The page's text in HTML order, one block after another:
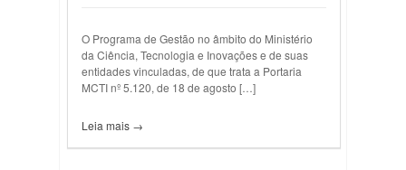
O Programa de Gestão no âmbito do Ministério
da Ciência, Tecnologia e Inovações e de suas
entidades vinculadas, de que trata a Portaria
MCTI nº 5.120, de 18 de agosto […]
Leia mais →